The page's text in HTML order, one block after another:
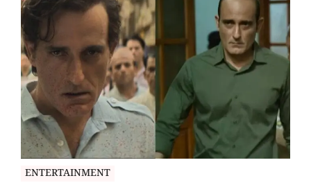
ENTERTAINMENT